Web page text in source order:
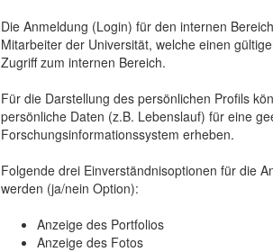
Die Anmeldung (Login) für den internen
Mitarbeiter der Universität, welche einen
Zugriff zum internen Bereich.
Für die Darstellung des persönlichen Profils
persönliche Daten (z.B. Lebenslauf) für eine
Forschungsinformationssystem erheben.
Folgende drei Einverständnisoptionen für die
werden (ja/nein Option):
Anzeige des Portfolios
Anzeige des Fotos